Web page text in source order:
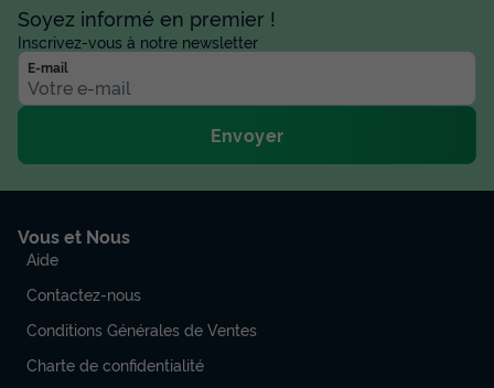
Soyez informé en premier !
Inscrivez-vous à notre newsletter
E-mail
Envoyer
Vous et Nous
Aide
Contactez-nous
Conditions Générales de Ventes
Charte de confidentialité